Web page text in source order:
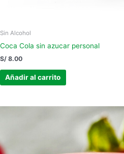
Sin Alcohol
Coca Cola sin azucar personal
S/ 8.00
Añadir al carrito